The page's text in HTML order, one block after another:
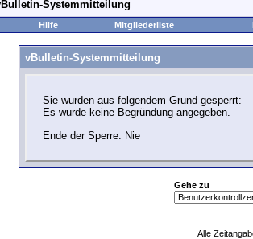
Systemmitteilung
Hilfe Mitgliederliste
vBulletin-Systemmitteilung
Sie wurden aus folgendem Grund gesperrt:
Es wurde keine Begründung angegeben.
Ende der Sperre: Nie
Gehe zu
Alle